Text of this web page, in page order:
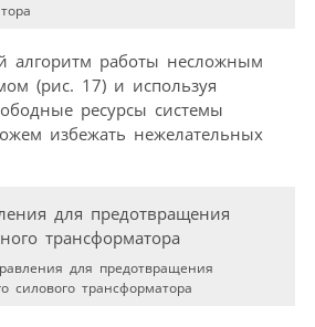
алгоритм работы несложным
(рис. 17) и используя
ресурсы системы
избежать нежелательных
для предотвращения
силового трансформатора